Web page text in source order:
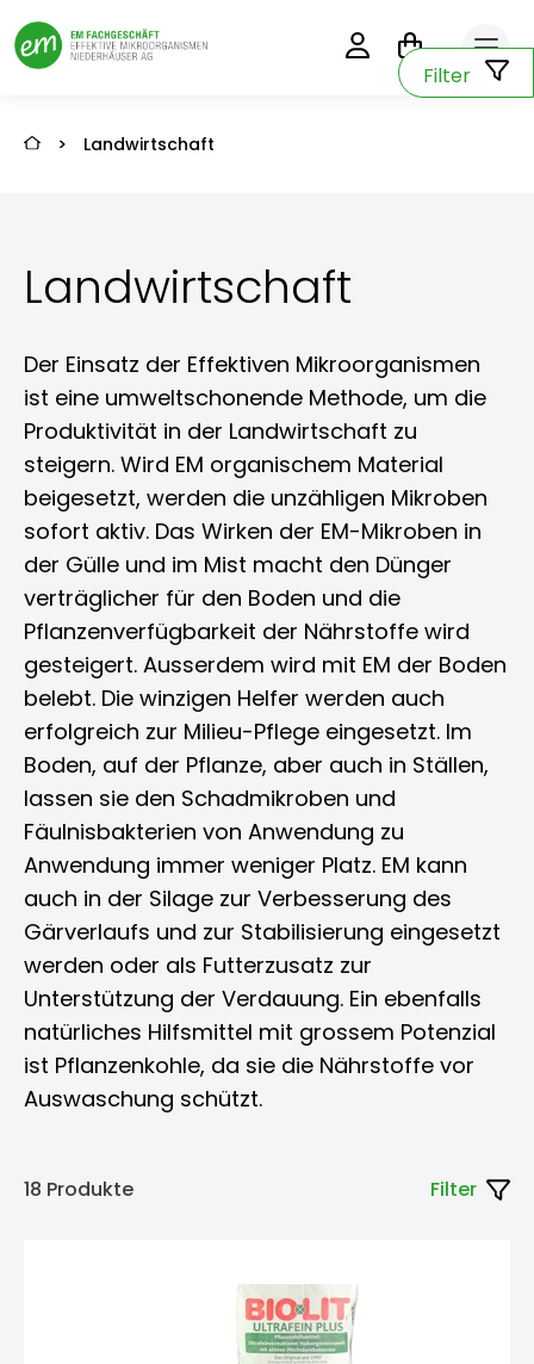
> Landwirtschaft
Landwirtschaft
Der Einsatz der Effektiven Mikroorganismen
ist eine umweltschonende Methode, um die
Produktivität in der Landwirtschaft zu
steigern. Wird EM organischem Material
beigesetzt, werden die unzähligen Mikroben
sofort aktiv. Das Wirken der EM-Mikroben in
der Gülle und im Mist macht den Dünger
verträglicher für den Boden und die
Pflanzenverfügbarkeit der Nährstoffe wird
gesteigert. Ausserdem wird mit EM der Boden
belebt. Die winzigen Helfer werden auch
erfolgreich zur Milieu-Pflege eingesetzt. Im
Boden, auf der Pflanze, aber auch in Ställen,
lassen sie den Schadmikroben und
Fäulnisbakterien von Anwendung zu
Anwendung immer weniger Platz. EM kann
auch in der Silage zur Verbesserung des
Gärverlaufs und zur Stabilisierung eingesetzt
werden oder als Futterzusatz zur
Unterstützung der Verdauung. Ein ebenfalls
natürliches Hilfsmittel mit grossem Potenzial
ist Pflanzenkohle, da sie die Nährstoffe vor
Auswaschung schützt.
Filter
18 Produkte Filter